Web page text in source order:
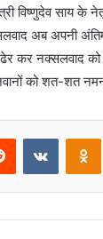
विष्णुदेव साय के
अब अपनी
कर नक्सलवाद
को शत-शत